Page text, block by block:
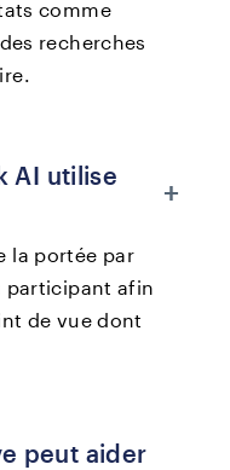
comme
recherches
AI utilise
+
la portée par
participant afin
de vue dont
peut aider